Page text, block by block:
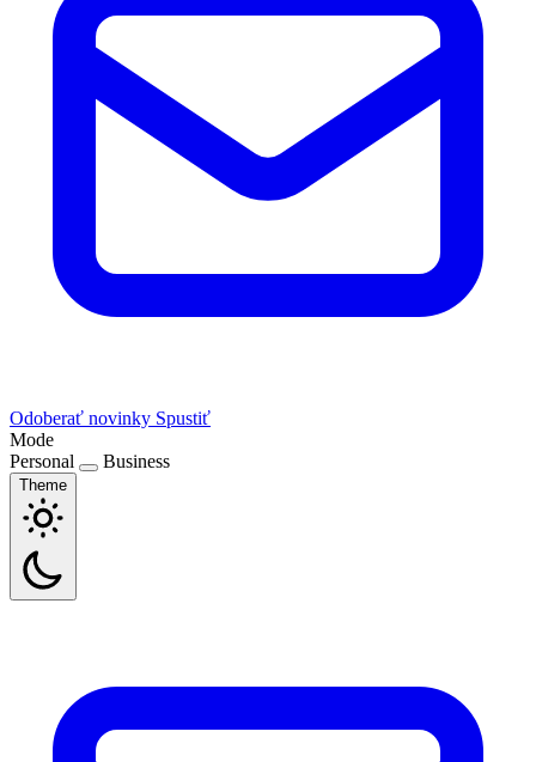
Odoberať novinky Spustiť
Mode
Personal
Business
Theme